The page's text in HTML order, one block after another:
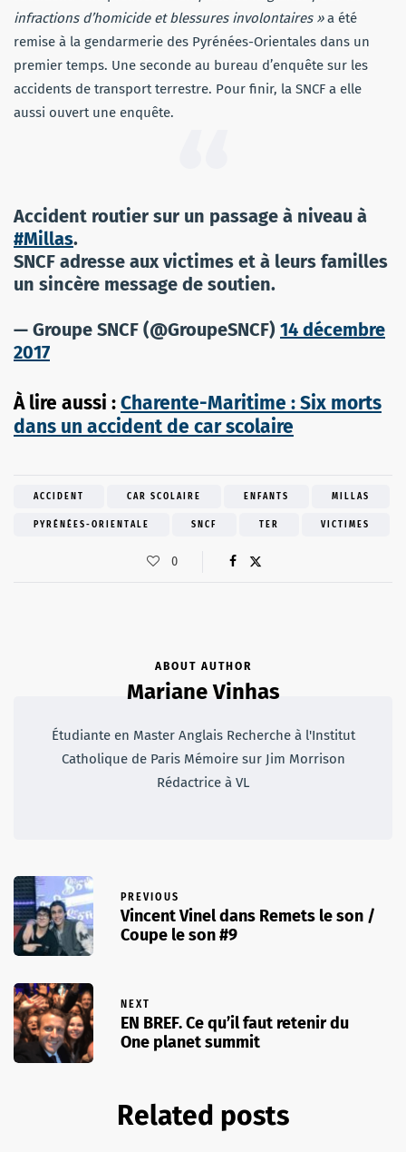
infractions d’homicide et blessures involontaires »a été
remise à la gendarmerie des Pyrénées-Orientales dans un
premier temps. Une seconde au bureau d’enquête sur les
accidents de transport terrestre. Pour finir, la SNCF a elle
aussi ouvert une enquête.
Accident routier sur un passage à niveau à
#Millas.
SNCF adresse aux victimes et à leurs familles
un sincère message de soutien.
— Groupe SNCF (@GroupeSNCF) 14 décembre
2017
À lire aussi :Charente-Maritime : Six morts
dans un accident de car scolaire
ACCIDENT CAR SCOLAIRE ENFANTS MILLAS
PYRÉNÉES-ORIENTALE SNCF TER VICTIMES
0
ABOUT AUTHOR
Mariane Vinhas
Étudiante en Master Anglais Recherche à l'Institut
Catholique de Paris Mémoire sur Jim Morrison
Rédactrice à VL
PREVIOUS
Vincent Vinel dans Remets le son /
Coupe le son #9
NEXT
EN BREF. Ce qu’il faut retenir du
One planet summit
Related posts